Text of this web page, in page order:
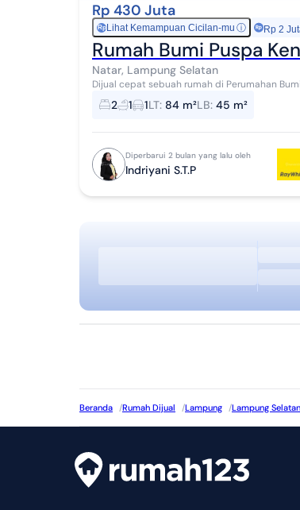
Rp 430 Juta
RpLihat Kemampuan Cicilan-mu ⓘ Rp 2
Rumah Bumi Puspa
Natar, Lampung Selatan
Dijual cepat sebuah rumah di Perumahan Bumi Puspa Kencana. Rumah yang
2 1 1LT: 84 m²LB: 45 m²
Diperbarui 2 bulan yang lalu oleh
Indriyani S.T.P
Beranda /Rumah Dijual /Lampung /Lampung Selatan